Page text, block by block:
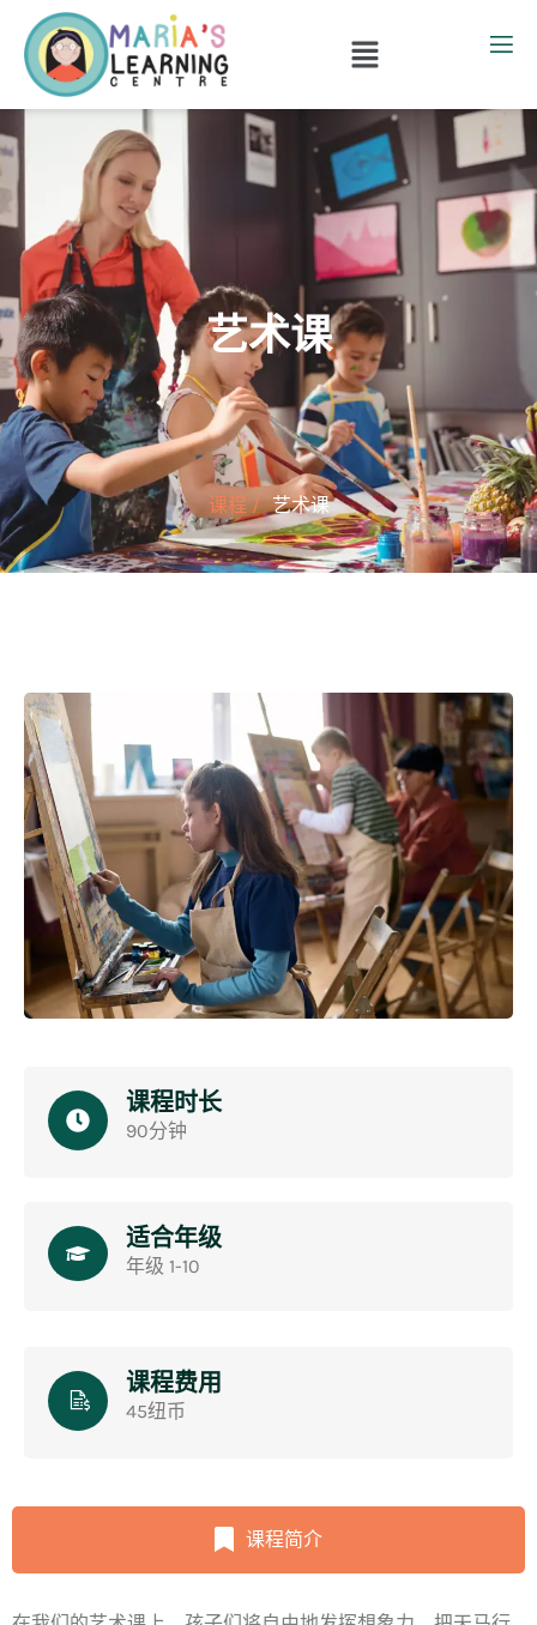
艺术课
课程 / 艺术课
课程时长
90分钟
适合年级
年级 1-10
课程费用
45纽币
课程简介